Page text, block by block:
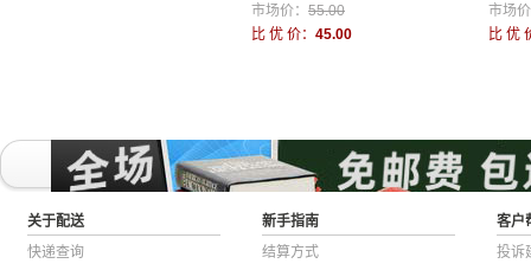
市场价： 55.00
比 优 价： 45.00
市场
比 优
关于配送
快递查询
新手指南
结算方式
客户
投诉